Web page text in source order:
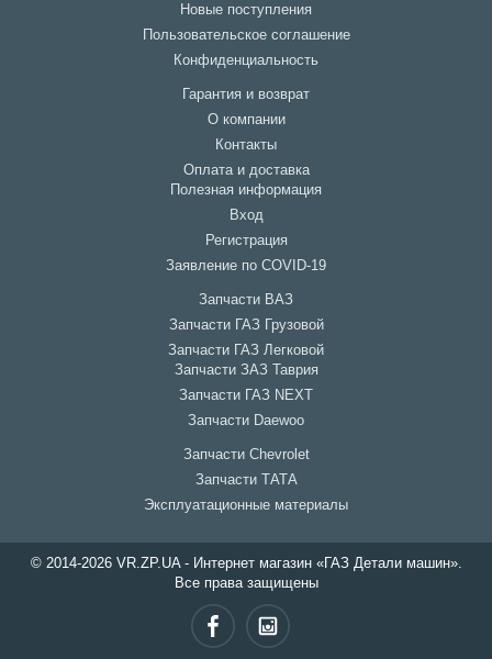
Новые поступления
Пользовательское соглашение
Конфиденциальность
Гарантия и возврат
О компании
Контакты
Оплата и доставка
Полезная информация
Вход
Регистрация
Заявление по COVID-19
Запчасти ВАЗ
Запчасти ГАЗ Грузовой
Запчасти ГАЗ Легковой
Запчасти ЗАЗ Таврия
Запчасти ГАЗ NEXT
Запчасти Daewoo
Запчасти Chevrolet
Запчасти ТАТА
Эксплуатационные материалы
© 2014-2026 VR.ZP.UA - Интернет магазин «ГАЗ Детали машин».
Все права защищены